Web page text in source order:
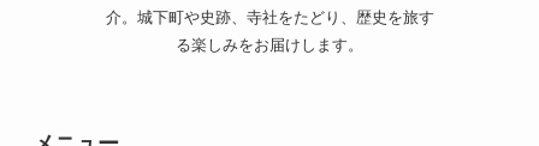
介。城下町や史跡、寺社をたどり、歴史を旅す
る楽しみをお届けします。